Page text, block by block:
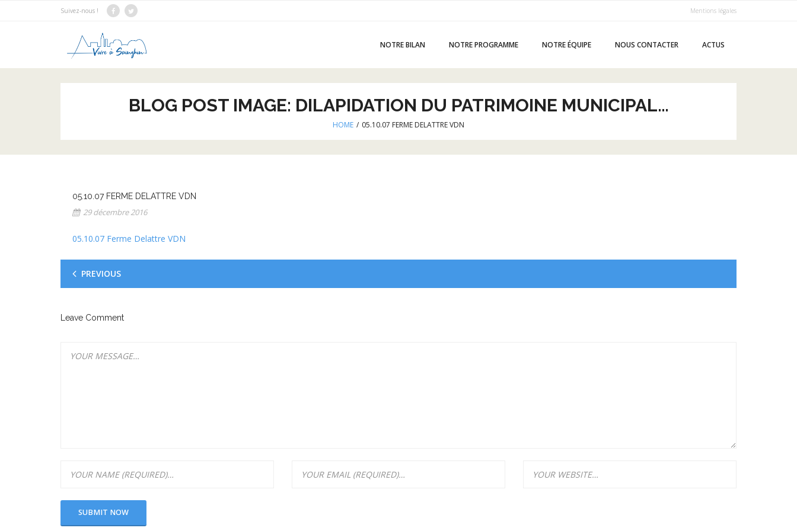
Suivez-nous ! Mentions légales
NOTRE BILAN NOTRE PROGRAMME NOTRE ÉQUIPE NOUS CONTACTER ACTUS
BLOG POST IMAGE: DILAPIDATION DU PATRIMOINE MUNICIPAL…
HOME / 05.10.07 FERME DELATTRE VDN
05.10.07 FERME DELATTRE VDN
29 décembre 2016
05.10.07 Ferme Delattre VDN
PREVIOUS
Leave Comment